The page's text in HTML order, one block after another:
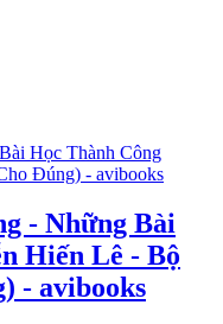
- Những Bài
Hiến Lê - Bộ
- avibooks